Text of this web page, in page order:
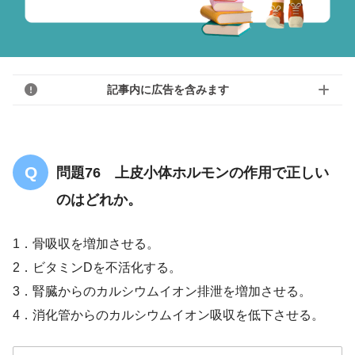
記事内に広告を含みます
問題76 上皮小体ホルモンの作用で正しい
のはどれか。
1．骨吸収を増加させる。
2．ビタミンDを不活化する。
3．腎臓からのカルシウムイオン排泄を増加させる。
4．消化管からのカルシウムイオン吸収を低下させる。